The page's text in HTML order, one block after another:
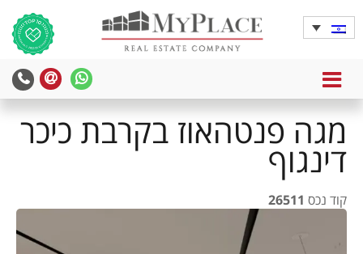
MENU
מגה פנטהאוז בקרבת כיכר
דינגוף
קוד נכס 26511